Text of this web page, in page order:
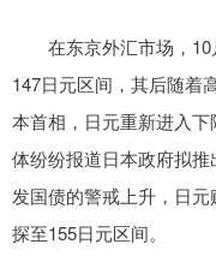
在东京外汇市场，10
147日元区间，其后随着
本首相，日元重新进入
体纷纷报道日本政府拟
发国债的警戒上升，日
探至155日元区间。